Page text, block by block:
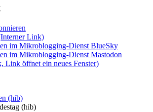
Link)
im Mikroblogging-Dienst BlueSky
im Mikroblogging-Dienst Mastodon
Link öffnet ein neues Fenster)
(hib)
(hib)